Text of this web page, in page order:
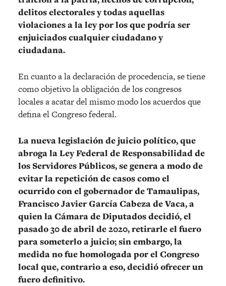
delitos electorales y todas aquellas
violaciones a la ley por los que podría ser
enjuiciados cualquier ciudadano y
ciudadana.
En cuanto a la declaración de procedencia, se tiene
como objetivo la obligación de los congresos
locales a acatar del mismo modo los acuerdos que
defina el Congreso federal.
La nueva legislación de juicio político, que
abroga la Ley Federal de Responsabilidad de
los Servidores Públicos, se genera a modo de
evitar la repetición de casos como el
ocurrido con el gobernador de Tamaulipas,
Francisco Javier García Cabeza de Vaca, a
quien la Cámara de Diputados decidió, el
pasado 30 de abril de 2020, retirarle el fuero
para someterlo a juicio; sin embargo, la
medida no fue homologada por el Congreso
local que, contrario a eso, decidió ofrecer un
fuero definitivo.